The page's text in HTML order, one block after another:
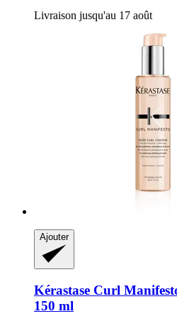
Livraison jusqu'au 17 août
Ajouter
Kérastase Curl
150 ml